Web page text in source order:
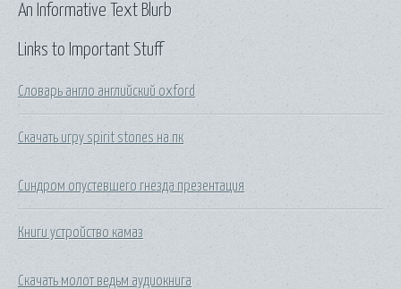
Links to Important Stuff
Словарь англо английский oxford
Скачать игру spirit stones на пк
Синдром опустевшего гнезда презентация
Книги устройство камаз
Скачать молот ведьм аудиокнига
An Informative Text Blurb